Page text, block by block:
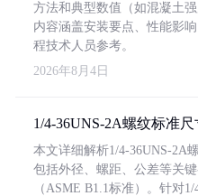
方法和典型数值（如混凝土强
内容涵盖安装要点、性能影
程技术人员参考。
2026年8月4日
1/4-36UNS-2A螺纹标准尺
本文详细解析1/4-36UNS-2A
包括外径、螺距、公差等关
（ASME B1.1标准）。针对